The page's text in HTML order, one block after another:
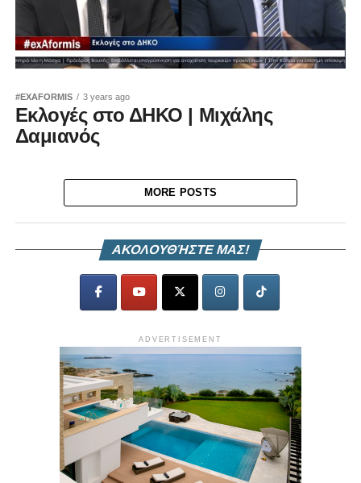
#EXAFORMIS 3 years ago
Εκλογές στο ΔΗΚΟ | Μιχάλης
Δαμιανός
MORE POSTS
ΑΚΟΛΟΥΘΉΣΤΕ ΜΑΣ!
ADVERTISEMENT